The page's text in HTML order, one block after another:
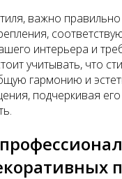
важно
интерьера и
учитывать, что
гармонию и
подчеркивая его